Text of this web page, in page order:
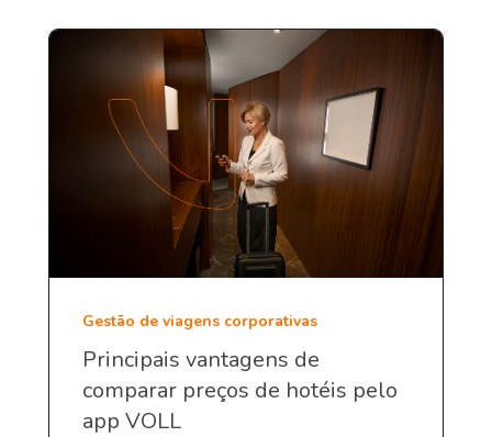
Gestão de viagens corporativas
Principais vantagens de
comparar preços de hotéis pelo
app VOLL